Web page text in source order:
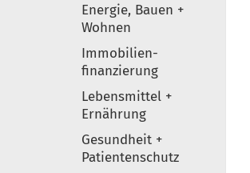
Elemente
Energie, Bauen +
Wohnen
Immobilien-
finanzierung
Lebensmittel +
Ernährung
Gesundheit +
Patientenschutz